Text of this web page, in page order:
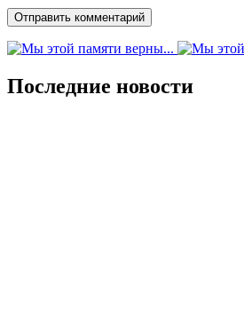
Последние новости